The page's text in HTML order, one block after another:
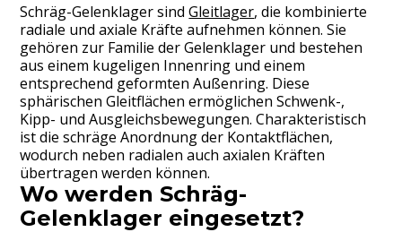
Schräg-Gelenklager sindGleitlager, die kombinierte
radiale und axiale Kräfte aufnehmen können. Sie
gehören zur Familie der Gelenklager und bestehen
aus einem kugeligen Innenring und einem
entsprechend geformten Außenring. Diese
sphärischen Gleitflächen ermöglichen Schwenk-,
Kipp- und Ausgleichsbewegungen. Charakteristisch
ist die schräge Anordnung der Kontaktflächen,
wodurch neben radialen auch axialen Kräften
übertragen werden können.
Wo werden Schräg-
Gelenklager eingesetzt?